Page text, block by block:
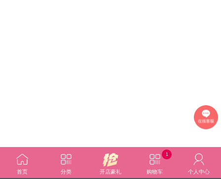
首页 分类 开店豪礼 购物车
1
个人中心